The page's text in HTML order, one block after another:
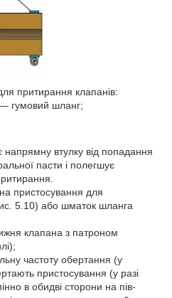
притирання клапанів:
гумовий шланг;
втулку від попадання
пасти і полегшує
пристосування для
5.10) або шматок шланга
клапана з патроном
частоту обертання (у
пристосування (у разі
в обидві сторони на пів-